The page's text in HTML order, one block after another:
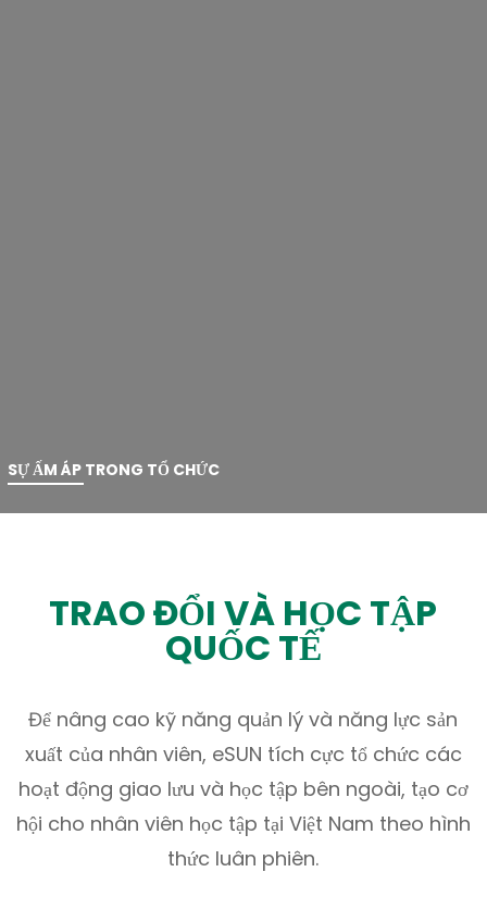
SỰ ẤM ÁP TRONG TỔ CHỨC
TRAO ĐỔI VÀ HỌC TẬP
QUỐC TẾ
Để nâng cao kỹ năng quản lý và năng lực sản
xuất của nhân viên, eSUN tích cực tổ chức các
hoạt động giao lưu và học tập bên ngoài, tạo cơ
hội cho nhân viên học tập tại Việt Nam theo hình
thức luân phiên.